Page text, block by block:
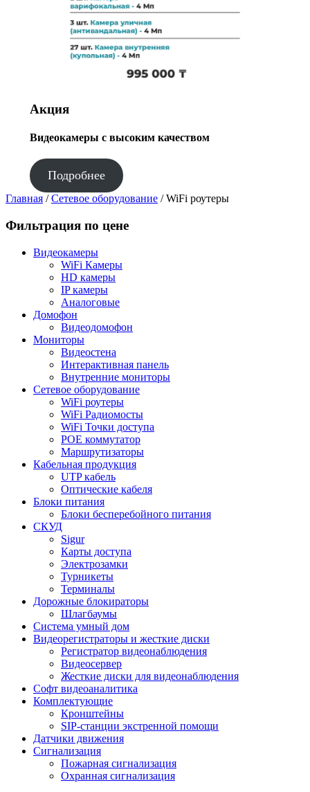
Акция
Видеокамеры с высоким качеством
Подробнее
Главная /Сетевое оборудование / WiFi роутеры
Фильтрация по цене
Видеокамеры
WiFi Камеры
HD камеры
IP камеры
Аналоговые
Домофон
Видеодомофон
Мониторы
Видеостена
Интерактивная панель
Внутренние мониторы
Сетевое оборудование
WiFi роутеры
WiFi Радиомосты
WiFi Точки доступа
POE коммутатор
Маршрутизаторы
Кабельная продукция
UTP кабель
Оптические кабеля
Блоки питания
Блоки бесперебойного питания
СКУД
Sigur
Карты доступа
Электрозамки
Турникеты
Терминалы
Дорожные блокираторы
Шлагбаумы
Cистема умный дом
Видеорегистраторы и жесткие диски
Регистратор видеонаблюдения
Видеосервер
Жесткие диски для видеонаблюдения
Софт видеоаналитика
Комплектующие
Кронштейны
SIP-станции экстренной помощи
Датчики движения
Сигнализация
Пожарная сигнализация
Охранная сигнализация